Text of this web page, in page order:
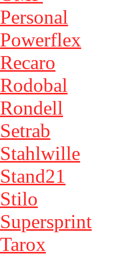
Personal
Powerflex
Recaro
Rodobal
Rondell
Setrab
Stahlwille
Stand21
Stilo
Supersprint
Tarox